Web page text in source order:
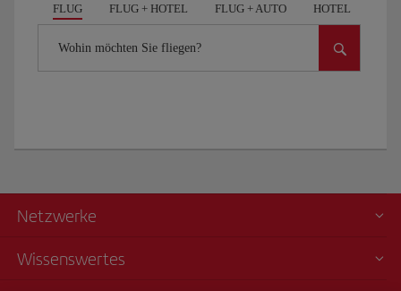
FLUG FLUG + HOTEL FLUG + AUTO HOTEL
Wohin möchten Sie fliegen?
Netzwerke
Wissenswertes